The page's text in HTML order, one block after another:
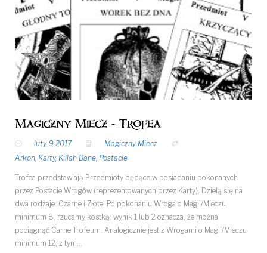
Magiczny Miecz - Trofea
luty, 9 2017
Magiczny Miecz
Arkon, Karty, Killah Bane, Postacie
Trofea przedstawiają Przedmioty będące w posiadaniu pokonanych
przez Postacie Wrogów (reprezentowanych przez Karty). Dzielą się na
dwa rodzaje: Czarne i Złote. Po pokonaniu Wroga o Magii/Mieczu
minimum 8, rzucamy kostką: wynik 1 lub 2 oznacza, że można
pociągnąć Carne Trofeum. Analogicznie jest z Wrogami o Magii/Mieczu
minimum 12, z tym…